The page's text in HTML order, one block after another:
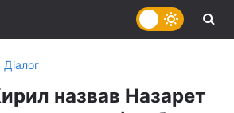
Діалог
назвав Назарет